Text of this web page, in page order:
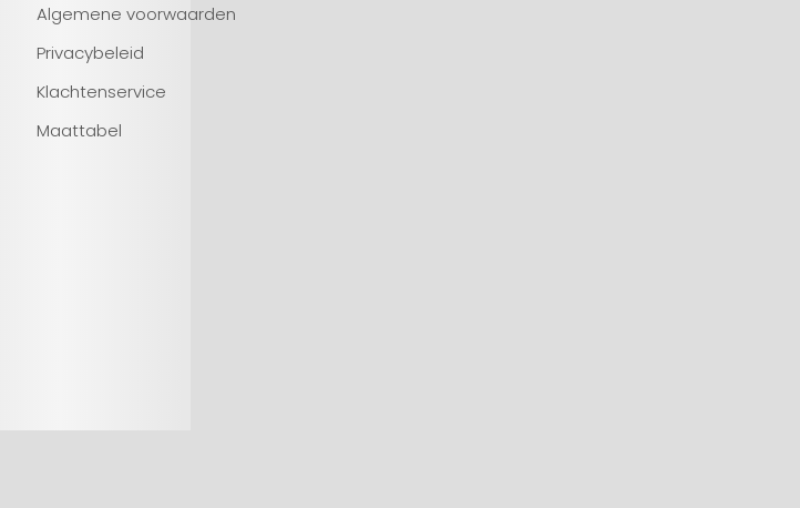
Algemene voorwaarden
Privacybeleid
Klachtenservice
Maattabel